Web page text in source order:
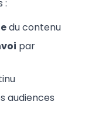
:
du contenu
par
audiences